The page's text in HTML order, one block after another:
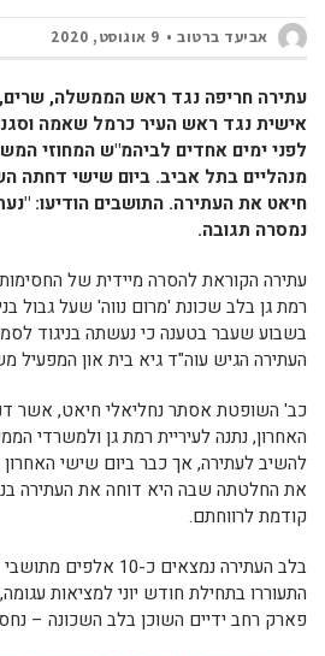
אביעד ברטוב 9 אוגוסט, 2020
עתירה חריפה נגד ראש הממשלה, שרים,
אישית נגד ראש העיר כרמל שאמה
לפני ימים אחדים לביהמ"ש המחוזי
מנהליים בתל אביב. ביום שישי דחתה
חיאט את העתירה. התושבים הודיעו:
נמסרה תגובה.
עתירה הקוראת להסרה מיידית של
רמת גן בלב שכונת 'מרום נווה' שעל גבול
בשבוע שעבר בטענה כי נעשתה בניגוד
העתירה הגיש עוה"ד גיא בית און המפעיל
כב' השופטת אסתר נחליאלי חיאט, אשר
להשיב לעתירה, אך כבר ביום שישי
את החלטתה שבה היא דוחה את העתירה
קודמת לרווחתם.
בלב העתירה נמצאים כ-
התעוררו בתחילת חודש יוני למציאות
פארק רחב ידיים השוכן בלב השכונה –